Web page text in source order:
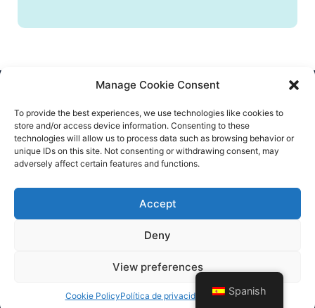
Manage Cookie Consent
To provide the best experiences, we use technologies like cookies to
store and/or access device information. Consenting to these
technologies will allow us to process data such as browsing behavior or
unique IDs on this site. Not consenting or withdrawing consent, may
adversely affect certain features and functions.
Accept
Deny
View preferences
Cookie PolicyPolítica de privacidad Aviso Legal
info@flatify-app.com
© Flatify 2020 – All rights reserved
Términos y condiciones
Política de privacidad
Concurso - Términos y condiciones
Spanish